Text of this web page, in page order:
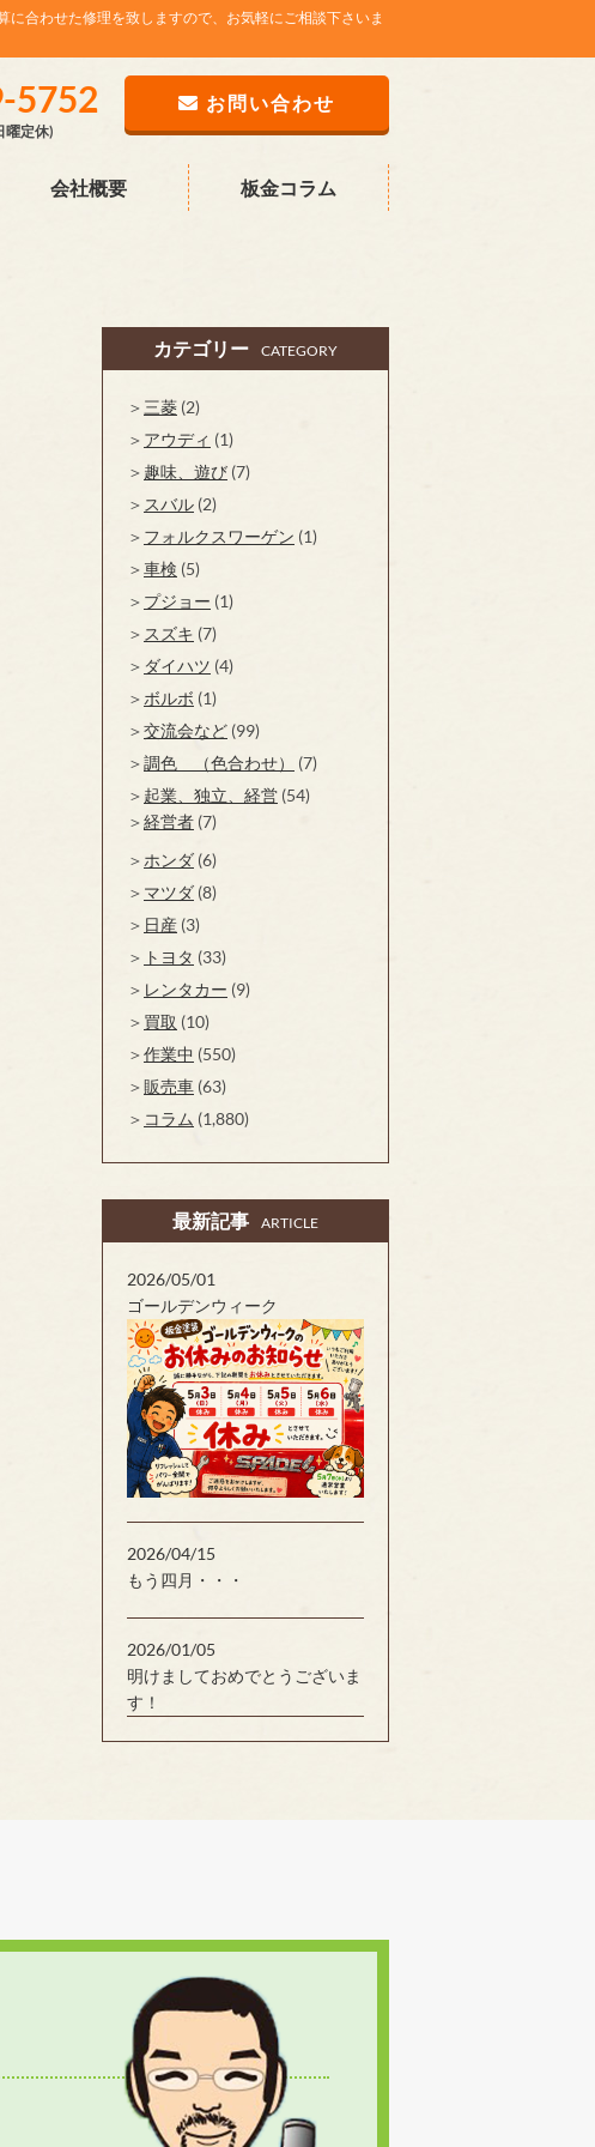
合わせた修理を致しますので、お気軽にご相談下さいま
5752
定休)
お問い合わせ
会社概要 板金コラム
カテゴリー CATEGORY
三菱 (2)
アウディ (1)
趣味、遊び (7)
スバル (2)
フォルクスワーゲン (1)
車検 (5)
プジョー (1)
スズキ (7)
ダイハツ (4)
ボルボ (1)
交流会など (99)
調色 （色合わせ）
(7)
起業、独立、経営 (54)
経営者 (7)
ホンダ (6)
マツダ (8)
日産 (3)
トヨタ (33)
レンタカー (9)
買取 (10)
作業中 (550)
販売車 (63)
コラム (1,880)
最新記事 ARTICLE
2026/05/01
ゴールデンウィーク
2026/04/15
もう四月・・・
2026/01/05
明けましておめでとうございま
す！